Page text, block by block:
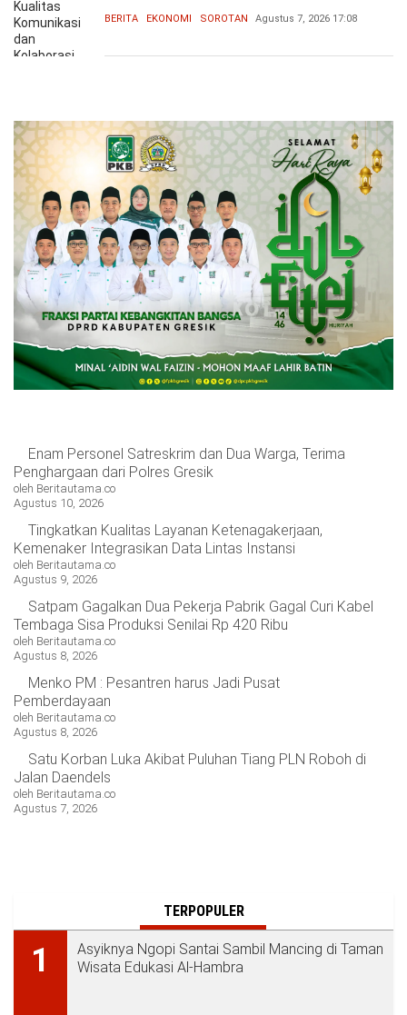
BERITA EKONOMI SOROTAN Agustus 7, 2026 17:08
Enam Personel Satreskrim dan Dua Warga, Terima
Penghargaan dari Polres Gresik
oleh Beritautama.co
Agustus 10, 2026
Tingkatkan Kualitas Layanan Ketenagakerjaan,
Kemenaker Integrasikan Data Lintas Instansi
oleh Beritautama.co
Agustus 9, 2026
Satpam Gagalkan Dua Pekerja Pabrik Gagal Curi Kabel
Tembaga Sisa Produksi Senilai Rp 420 Ribu
oleh Beritautama.co
Agustus 8, 2026
Menko PM : Pesantren harus Jadi Pusat
Pemberdayaan
oleh Beritautama.co
Agustus 8, 2026
Satu Korban Luka Akibat Puluhan Tiang PLN Roboh di
Jalan Daendels
oleh Beritautama.co
Agustus 7, 2026
TERPOPULER
1
Asyiknya Ngopi Santai Sambil Mancing di Taman
Wisata Edukasi Al-Hambra